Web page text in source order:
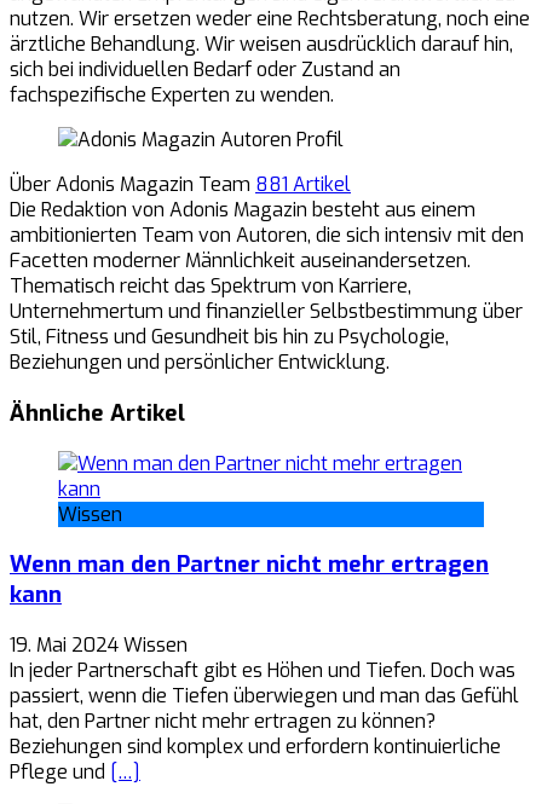
nutzen. Wir ersetzen weder eine Rechtsberatung, noch eine
ärztliche Behandlung. Wir weisen ausdrücklich darauf hin,
sich bei individuellen Bedarf oder Zustand an
fachspezifische Experten zu wenden.
Über Adonis Magazin Team 881 Artikel
Die Redaktion von Adonis Magazin besteht aus einem
ambitionierten Team von Autoren, die sich intensiv mit den
Facetten moderner Männlichkeit auseinandersetzen.
Thematisch reicht das Spektrum von Karriere,
Unternehmertum und finanzieller Selbstbestimmung über
Stil, Fitness und Gesundheit bis hin zu Psychologie,
Beziehungen und persönlicher Entwicklung.
Ähnliche Artikel
Wissen
Wenn man den Partner nicht mehr ertragen
kann
19. Mai 2024Wissen
In jeder Partnerschaft gibt es Höhen und Tiefen. Doch was
passiert, wenn die Tiefen überwiegen und man das Gefühl
hat, den Partner nicht mehr ertragen zu können?
Beziehungen sind komplex und erfordern kontinuierliche
Pflege und […]